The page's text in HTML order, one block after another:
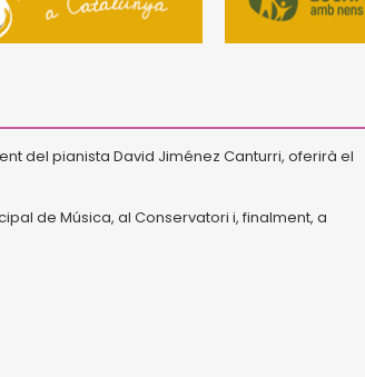
del pianista David Jiménez Canturri, oferirà el
de Música, al Conservatori i, finalment, a